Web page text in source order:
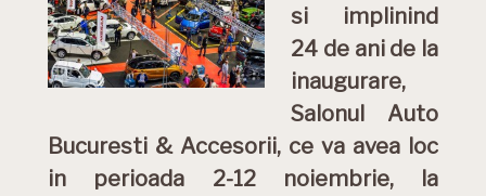
si implinind
24 de ani de la
inaugurare,
Salonul Auto
Bucuresti & Accesorii, ce va avea loc
in perioada 2-12 noiembrie, la